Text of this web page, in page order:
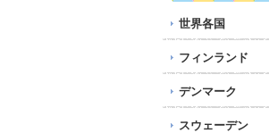
世界各国
フィンランド
デンマーク
スウェーデン